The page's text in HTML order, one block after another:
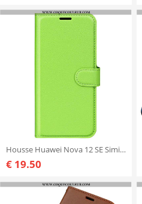
Housse Huawei Nova 12 SE Simili Cuir Litchi Classique
€ 19.50